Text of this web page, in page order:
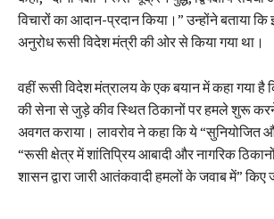
विचारों का आदान-प्रदान किया।” उन्होंने बताया
अनुरोध रूसी विदेश मंत्री की ओर से किया गया था।
वहीं रूसी विदेश मंत्रालय के एक बयान में कहा गया है
की सेना से जुड़े कीव स्थित ठिकानों पर हमले शुरू
अवगत कराया। लावरोव ने कहा कि ये “सुनियोजित
“रूसी क्षेत्र में शांतिप्रिय आबादी और नागरिक
शासन द्वारा जारी आतंकवादी हमलों के जवाब में” किए